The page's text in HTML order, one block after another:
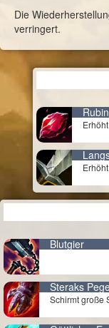
Die
verringert.
Blutgier
Steraks
Schirmt große